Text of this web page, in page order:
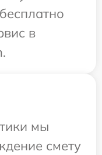
в
мы
смету